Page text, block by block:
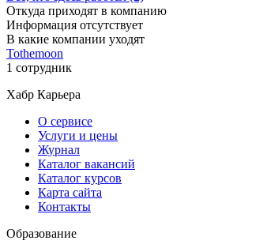
Откуда приходят в компанию
Информация отсутствует
В какие компании уходят
Tothemoon
1 сотрудник
Хабр Карьера
О сервисе
Услуги и цены
Журнал
Каталог вакансий
Каталог курсов
Карта сайта
Контакты
Образование